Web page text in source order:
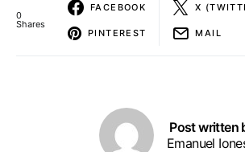
0
Shares
FACEBOOK X
PINTEREST MAIL
Post written
Emanuel